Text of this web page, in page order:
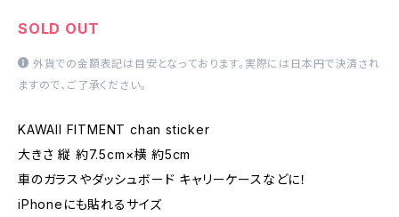
SOLD OUT
外貨での金額表記は目安となっております。実際には日本円で決済され
ますので、ご了承ください。
KAWAII FITMENT chan sticker
大きさ 縦 約7.5cm×横 約5cm
車のガラスやダッシュボード キャリーケースなどに！
iPhoneにも貼れるサイズ